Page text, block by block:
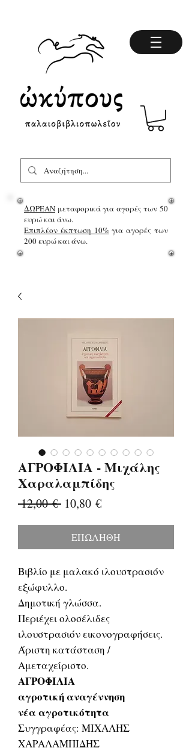
ΔΩΡΕΑΝ μεταφορικά για αγορές των 50
ευρώ και άνω.
Επιπλέον έκπτωση 10%για αγορές των
200 ευρώ και άνω.
ΑΓΡΟΦΙΛΙΑ - Μιχάλης
Χαραλαμπίδης
12,00 € Κανονική
10,80 €Τιμή
ΕΠΩΛΗΘΗ
Βιβλίο με μαλακό ιλουστρασιόν
εξώφυλλο.
Δημοτική γλώσσα.
Περιέχει ολοσέλιδες
ιλουστρασιόν εικονογραφήσεις.
Άριστη κατάσταση /
Αμεταχείριστο.
ΑΓΡΟΦΙΛΙΑ
αγροτική αναγέννηση
νέα αγροτικότητα
Συγγραφέας: ΜΙΧΑΛΗΣ
ΧΑΡΑΛΑΜΠΙΔΗΣ